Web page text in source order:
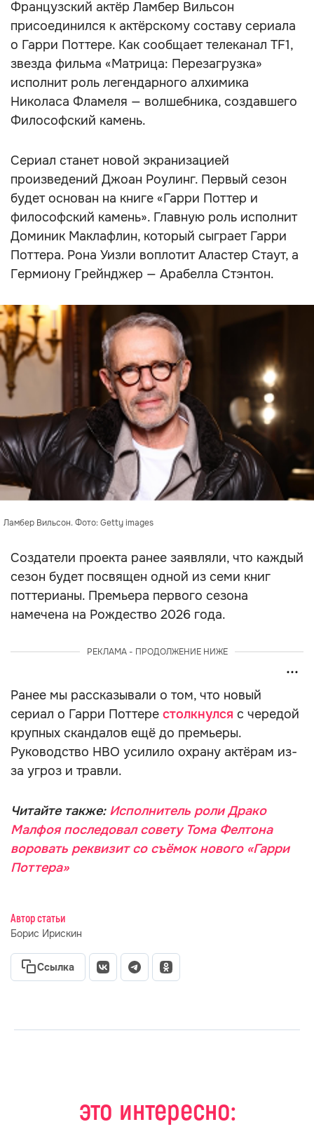
Французский актёр Ламбер Вильсон
присоединился к актёрскому составу сериала
о Гарри Поттере. Как сообщает телеканал TF1,
звезда фильма «Матрица: Перезагрузка»
исполнит роль легендарного алхимика
Николаса Фламеля — волшебника, создавшего
Философский камень.
Сериал станет новой экранизацией
произведений Джоан Роулинг. Первый сезон
будет основан на книге «Гарри Поттер и
философский камень». Главную роль исполнит
Доминик Маклафлин, который сыграет Гарри
Поттера. Рона Уизли воплотит Аластер Стаут, а
Гермиону Грейнджер — Арабелла Стэнтон.
Ламбер Вильсон. Фото: Getty images
Создатели проекта ранее заявляли, что каждый
сезон будет посвящен одной из семи книг
поттерианы. Премьера первого сезона
намечена на Рождество 2026 года.
РЕКЛАМА - ПРОДОЛЖЕНИЕ НИЖЕ
Ранее мы рассказывали о том, что новый
сериал о Гарри Поттере столкнулся с чередой
крупных скандалов ещё до премьеры.
Руководство HBO усилило охрану актёрам из-
за угроз и травли.
Читайте также: Исполнитель роли Драко
Малфоя последовал совету Тома Фелтона
воровать реквизит со съёмок нового «Гарри
Поттера»
Автор статьи
Борис Ирискин
Ссылка
это интересно: